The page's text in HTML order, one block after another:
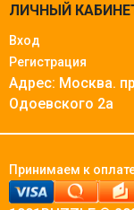
ЛИЧНЫЙ
Вход
Регистрация
Адрес: Москва.
Одоевского 2а
Принимаем к